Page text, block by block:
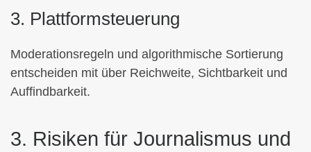
3. Plattformsteuerung
Moderationsregeln und algorithmische Sortierung
entscheiden mit über Reichweite, Sichtbarkeit und
Auffindbarkeit.
3. Risiken für Journalismus und